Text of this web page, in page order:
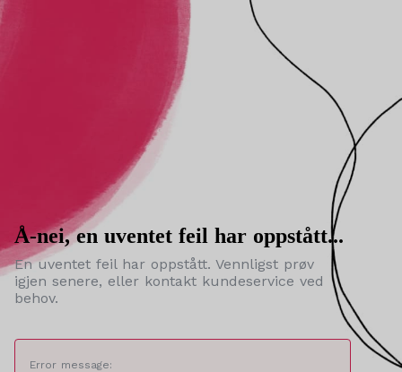
Å-nei, en uventet feil har oppstått...
En uventet feil har oppstått. Vennligst prøv
igjen senere, eller kontakt kundeservice ved
behov.
Error message: